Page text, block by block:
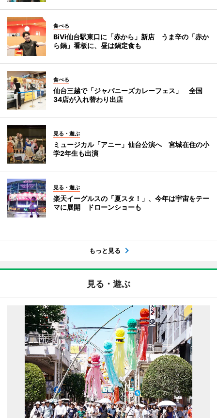
食べる
BiVi仙台駅東口に「赤から」新店 うま辛の「赤か
ら鍋」看板に、昼は鍋定食も
食べる
仙台三越で「ジャパニーズカレーフェス」 全国
34店が入れ替わり出店
見る・遊ぶ
ミュージカル「アニー」仙台公演へ 宮城在住の小
学2年生も出演
見る・遊ぶ
楽天イーグルスの「夏スタ！」、今年は宇宙をテー
マに展開 ドローンショーも
もっと見る
見る・遊ぶ